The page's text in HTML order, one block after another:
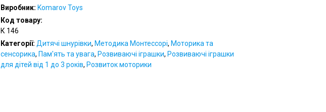
кількість
Виробник: Komarov Toys
Код товару:
К 146
Категорії: Дитячі шнурівки, Методика Монтессорі, Моторика та
сенсорика, Пам'ять та увага, Розвиваючі іграшки, Розвиваючі іграшки
для дітей від 1 до 3 років, Розвиток моторики